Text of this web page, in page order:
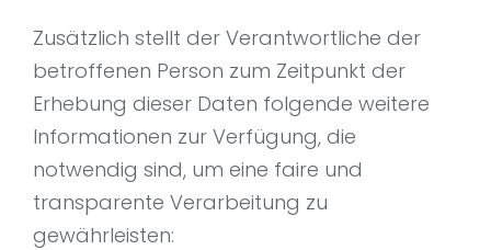
Zusätzlich stellt der Verantwortliche der
betroffenen Person zum Zeitpunkt der
Erhebung dieser Daten folgende weitere
Informationen zur Verfügung, die
notwendig sind, um eine faire und
transparente Verarbeitung zu
gewährleisten: